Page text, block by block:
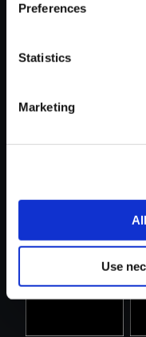
Preferences
Statistics
Marketing
Use
おすすめ商品